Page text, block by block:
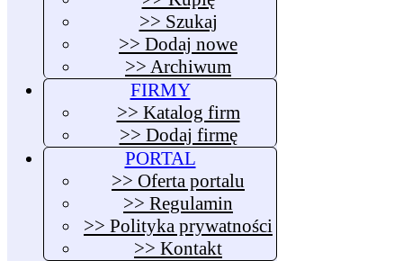
>> Szukaj
>> Dodaj nowe
>> Archiwum
FIRMY
>> Katalog firm
>> Dodaj firmę
PORTAL
>> Oferta portalu
>> Regulamin
>> Polityka prywatności
>> Kontakt